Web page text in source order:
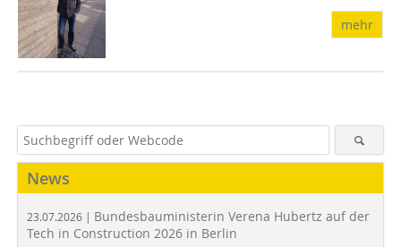
mehr
News
23.07.2026 | Bundesbauministerin Verena Hubertz auf der
Tech in Construction 2026 in Berlin